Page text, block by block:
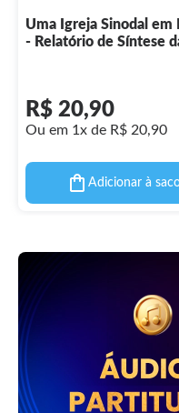
Uma Igreja Sinodal em
- Relatório de Síntese
R$ 20,90
Ou em 1x de R$ 20,90
Adicionar à